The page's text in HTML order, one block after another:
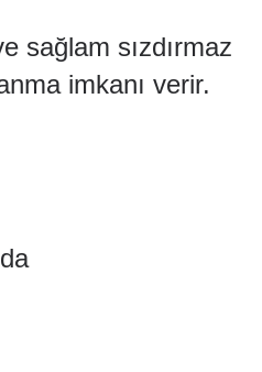
sağlam sızdırmaz
imkanı verir.